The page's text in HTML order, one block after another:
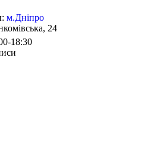
м.Дніпро
24
18:30